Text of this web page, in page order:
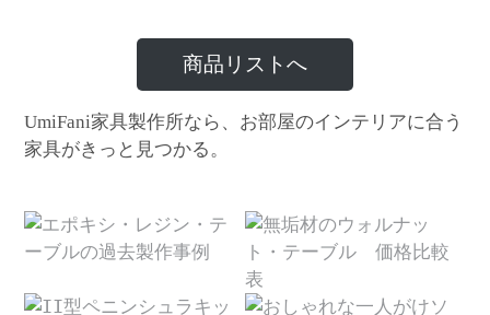
商品リストへ
UmiFani家具製作所なら、お部屋のインテリアに合う
家具がきっと見つかる。